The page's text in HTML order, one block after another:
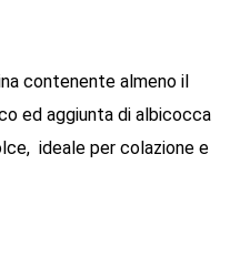
contenente almeno il
ed aggiunta di albicocca
ideale per colazione e